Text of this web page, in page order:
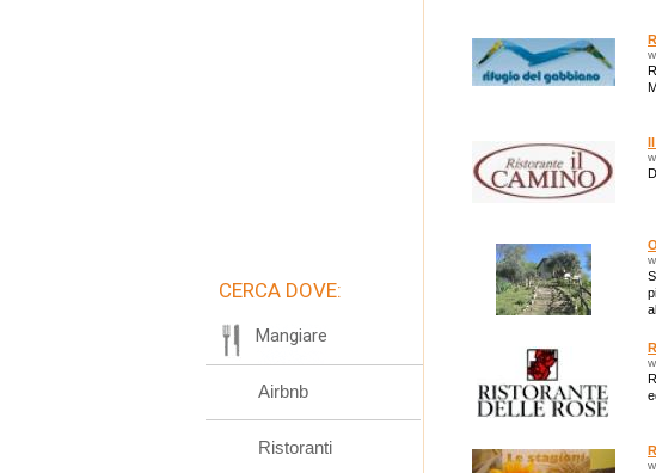
CERCA DOVE:
Mangiare
Airbnb
Ristoranti